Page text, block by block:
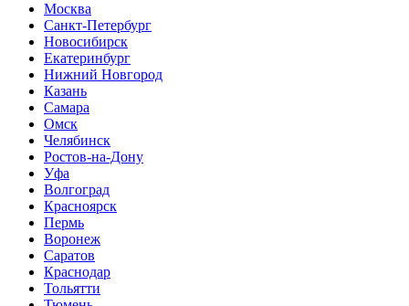
Москва
Санкт-Петербург
Новосибирск
Екатеринбург
Нижний Новгород
Казань
Самара
Омск
Челябинск
Ростов-на-Дону
Уфа
Волгоград
Красноярск
Пермь
Воронеж
Саратов
Краснодар
Тольятти